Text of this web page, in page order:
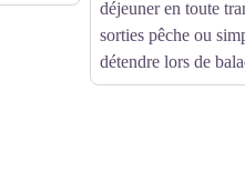
déjeuner en toute
sorties pêche ou
détendre lors de